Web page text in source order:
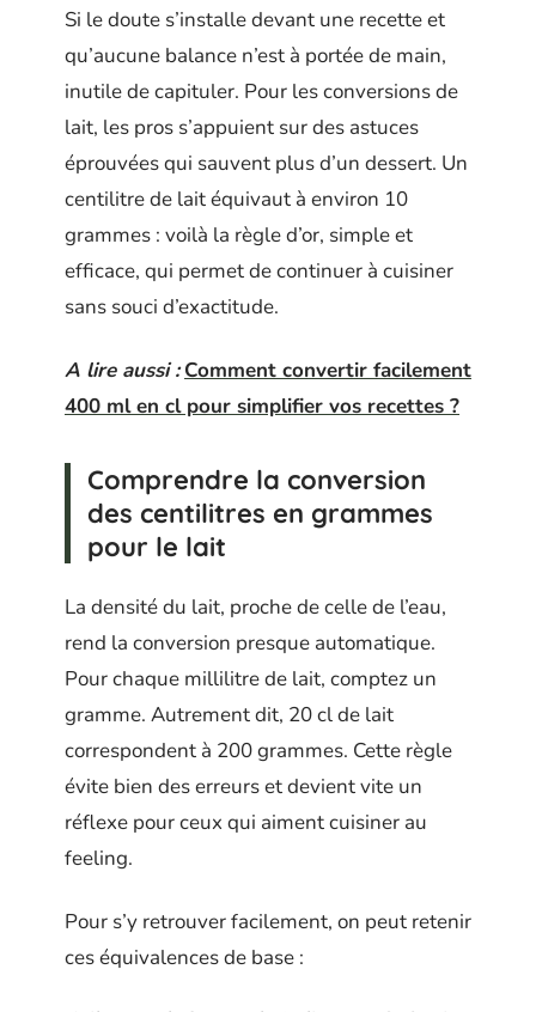
Si le doute s’installe devant une recette et
qu’aucune balance n’est à portée de main,
inutile de capituler. Pour les conversions de
lait, les pros s’appuient sur des astuces
éprouvées qui sauvent plus d’un dessert. Un
centilitre de lait équivaut à environ 10
grammes : voilà la règle d’or, simple et
efficace, qui permet de continuer à cuisiner
sans souci d’exactitude.
A lire aussi : Comment convertir facilement
400 ml en cl pour simplifier vos recettes ?
Comprendre la conversion
des centilitres en grammes
pour le lait
La densité du lait, proche de celle de l’eau,
rend la conversion presque automatique.
Pour chaque millilitre de lait, comptez un
gramme. Autrement dit, 20 cl de lait
correspondent à 200 grammes. Cette règle
évite bien des erreurs et devient vite un
réflexe pour ceux qui aiment cuisiner au
feeling.
Pour s’y retrouver facilement, on peut retenir
ces équivalences de base :